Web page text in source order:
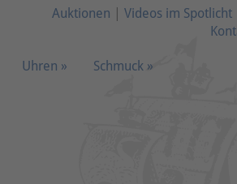
Auktionen
Videos im Spotlicht
Uhren » Schmuck »